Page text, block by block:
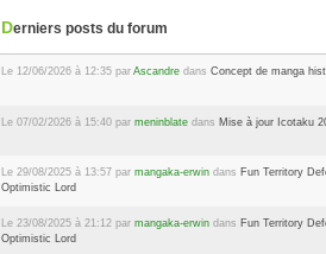
Derniers posts du forum
Le 12/06/2026 à 12:35 par Ascandredans Concept de manga
Le 07/02/2026 à 15:40 par meninblatedans Mise à jour Icotaku
Le 29/08/2025 à 13:57 par mangaka-erwindans Fun Territory
Optimistic Lord
Le 23/08/2025 à 21:12 par mangaka-erwindans Fun Territory
Optimistic Lord